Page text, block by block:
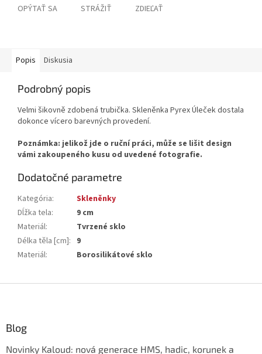
OPÝTAŤ SA STRÁŽIŤ ZDIEĽAŤ
Popis Diskusia
Podrobný popis
Velmi šikovně zdobená trubička. Skleněnka Pyrex Úleček dostala
dokonce vícero barevných provedení.
Poznámka: jelikož jde o ruční práci, může se lišit design
vámi zakoupeného kusu od uvedené fotografie.
Dodatočné parametre
Kategória:
Skleněnky
Dĺžka tela:
9 cm
Materiál:
Tvrzené sklo
Délka těla [cm]: 9
Materiál: Borosilikátové sklo
Blog
Novinky Kaloud: nová generace HMS, hadic, korunek a